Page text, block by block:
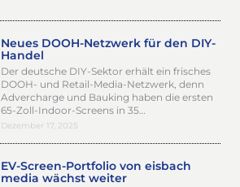
Neues DOOH-Netzwerk für den DIY-
Handel
Der deutsche DIY-Sektor erhält ein frisches
DOOH- und Retail-Media-Netzwerk, denn
Advercharge und Bauking haben die ersten
65-Zoll-Indoor-Screens in 35…
Dezember 17, 2025
EV-Screen-Portfolio von eisbach
media wächst weiter